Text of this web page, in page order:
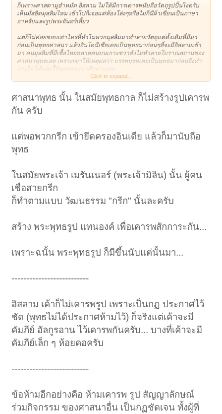
ก็เพราะศาสดามูฮำหมัด อิสลาม ไม่ให้มีการเคารพนับถือวัตถุรูปปั้นไงครับ
เห็นมัสยิดมุสลิมไหม เข้าไปก็เจอแต่ห้องโล่งๆหรือไม่ก็มีผ้าเขียนเป็นภาษา
อาหรับและรูปพระจันทร์เสี้ยว
แต่ก็ไม่ค่อยชอบเท่าไหร่ที่ทำไมพวกมุสลิมมาทำลายวัตถุแต่ดั้งเดิมที่มีมา
ก่อนเป็นพุทธศาสนา แล้วอินโดนีเซียเคยเป็นพุทธมาก่อนๆที่จะมีอิสลามเข้า
มา คนมุสลิมที่มีเชื้อไทยหลายคนบนเกาะชวายังไม่ทำลายโบราณสถานของ
ศาสนาพุทธเลย เพราะเขาให้เหตุผลว่า บรรพบุรษเคยเป็นพุทธมาก่อนจึงทำ
ลายไมไ่ด้และใ้ห้ลูกหลานมาศึกษาแทน
Click to expand...
ศาสนาพุทธ นั้น ในสมัยพุทธกาล ก็ไม่สร้างรูปเคารพ
กัน ครับ
แต่พอพวกกรีก เข้ายึดครองอินเดีย แล้วก็มานับถือ
พุทธ
ในสมัยพระเจ้า เมรันเนอร์ (พระเจ้ามิลิน) นั้น ผู้คน
เชื่อสายกรีก
ก็ทำตามแบบ วัฒนธรรม "กรีก" นั้นละครับ
สร้าง พระพุทธรูป แทนองค์ เพื่อเคารพสักการะกัน...
เพราะฉนั้น พระพุทธรูป ก็มีขึ้นนับแต่นั้นมา...
--------------------------
อิสลาม เค้าก็ไม่เคารพรูป เพราะเป็นกฏ ประกาศไว้
ชัด (พุทธไม่ได้ประกาศห้ามไว้) ก็จริงแต่เค้าจะมี
คัมภีย์ อัลกูรอาน ไว้เคารพกันครับ... บางที่เค้าจะมี
คัมภีย์เล็ก ๆ ห้อยคอครับ
--------------------------
ข้อห้ามอีกอย่างคือ ห้ามเคารพ รูป สัญญาลักษณ์
ร่วมกิจกรรม ของศาสนาอื่น เป็นกฏชัดเจน ทั้งผู้ที่